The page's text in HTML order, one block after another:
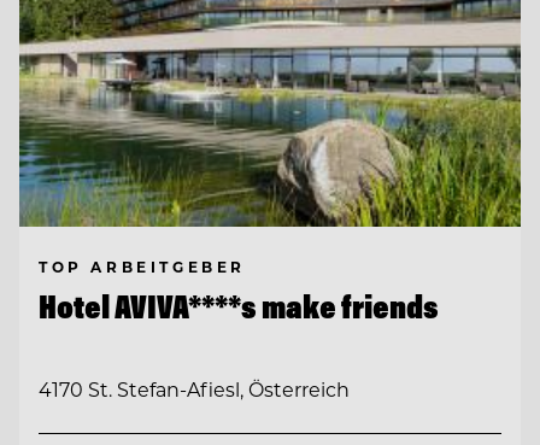
TOP ARBEITGEBER
Hotel AVIVA****s make friends
4170 St. Stefan-Afiesl, Österreich